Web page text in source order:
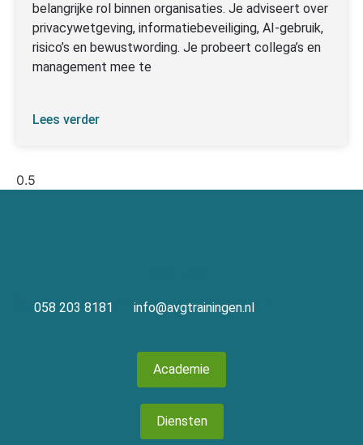
belangrijke rol binnen organisaties. Je adviseert over
privacywetgeving, informatiebeveiliging, AI-gebruik,
risico’s en bewustwording. Je probeert collega’s en
management mee te
Lees verder
058 203 8181 info@avgtrainingen.nl
Academie
Diensten